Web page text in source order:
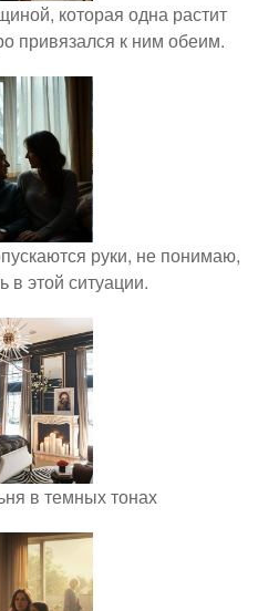
которая одна растит
привязался к ним обеим.
руки, не понимаю,
в этой ситуации.
в темных тонах